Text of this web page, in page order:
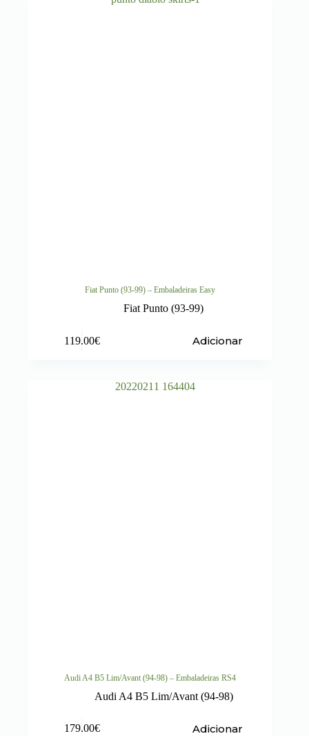
Fiat Punto (93-99) – Embaladeiras Easy
Fiat Punto (93-99)
119.00€ Adicionar
Audi A4 B5 Lim/Avant (94-98) – Embaladeiras RS4
Audi A4 B5 Lim/Avant (94-98)
179.00€ Adicionar